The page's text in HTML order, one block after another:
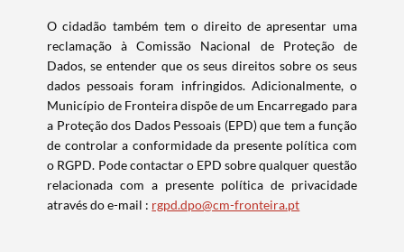
O cidadão também tem o direito de apresentar uma
reclamação à Comissão Nacional de Proteção de
Dados, se entender que os seus direitos sobre os seus
dados pessoais foram infringidos. Adicionalmente, o
Município de Fronteira dispõe de um Encarregado para
a Proteção dos Dados Pessoais (EPD) que tem a função
de controlar a conformidade da presente política com
o RGPD. Pode contactar o EPD sobre qualquer questão
relacionada com a presente política de privacidade
através do e-mail : rgpd.dpo@cm-fronteira.pt